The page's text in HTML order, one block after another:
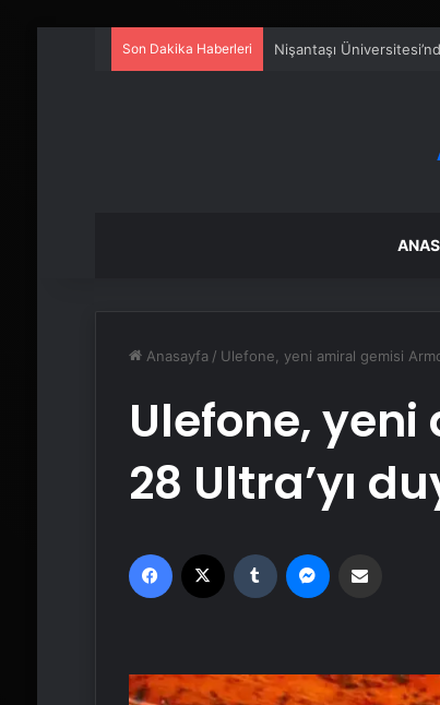
Son Dakika Haberleri Sanal Santral
Anasayfa / Ulefone, yeni amiral gemisi
Ulefone,
28 Ultra’yı
Facebook Tumblr